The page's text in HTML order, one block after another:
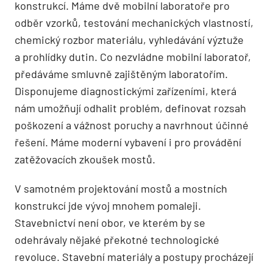
konstrukcí. Máme dvě mobilní laboratoře pro
odběr vzorků, testování mechanických vlastností,
chemický rozbor materiálu, vyhledávání výztuže
a prohlídky dutin. Co nezvládne mobilní laboratoř,
předáváme smluvně zajištěným laboratořím.
Disponujeme diagnostickými zařízeními, která
nám umožňují odhalit problém, definovat rozsah
poškození a vážnost poruchy a navrhnout účinné
řešení. Máme moderní vybavení i pro provádění
zatěžovacích zkoušek mostů.
V samotném projektování mostů a mostních
konstrukcí jde vývoj mnohem pomaleji.
Stavebnictví není obor, ve kterém by se
odehrávaly nějaké překotné technologické
revoluce. Stavební materiály a postupy procházejí